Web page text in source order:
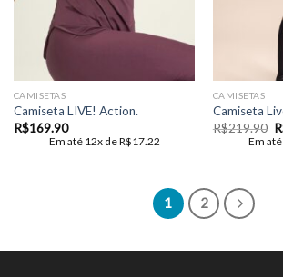
CAMISETAS
Camiseta LIVE! Action.
R$169.90
Em até 12x deR$17.22
CAMISETAS
Camiseta
R$219.90 O
Em
1 2